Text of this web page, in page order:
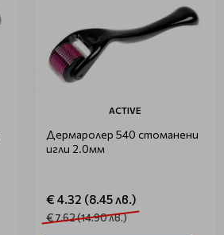
ACTIVE
Дермаролер 540 стоманени
игли 2.0мм
€ 4.32 (8.45 лв.)
€ 7.62 (14.90 лв.)